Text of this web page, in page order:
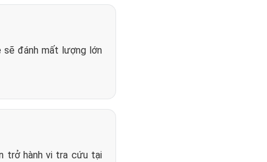
sẽ đánh mất lượng lớn
trở hành vi tra cứu tại